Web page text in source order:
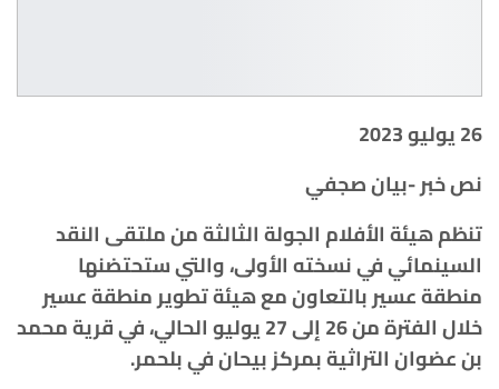
26 يوليو 2023
نص خبر -بيان صجفي
تنظم هيئة الأفلام الجولة الثالثة من ملتقى النقد
السينمائي في نسخته الأولى، والتي ستحتضنها
منطقة عسير بالتعاون مع هيئة تطوير منطقة عسير
خلال الفترة من 26 إلى 27 يوليو الحالي، في قرية محمد
بن عضوان التراثية بمركز بيحان في بلحمر.